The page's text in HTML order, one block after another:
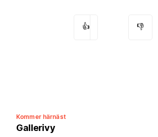
👍 👎
Kommer härnäst
Gallerivy